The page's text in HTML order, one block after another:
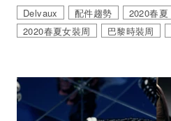
Delvaux 配件趨勢 2020春夏
2020春夏女裝周
巴黎時裝周